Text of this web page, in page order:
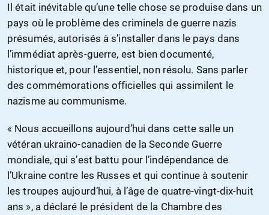
Il était inévitable qu’une telle chose se produise dans un
pays où le problème des criminels de guerre nazis
présumés, autorisés à s’installer dans le pays dans
l’immédiat après-guerre, est bien documenté,
historique et, pour l’essentiel, non résolu. Sans parler
des commémorations officielles qui assimilent le
nazisme au communisme.
« Nous accueillons aujourd’hui dans cette salle un
vétéran ukraino-canadien de la Seconde Guerre
mondiale, qui s’est battu pour l’indépendance de
l’Ukraine contre les Russes et qui continue à soutenir
les troupes aujourd’hui, à l’âge de quatre-vingt-dix-huit
ans », a déclaré le président de la Chambre des